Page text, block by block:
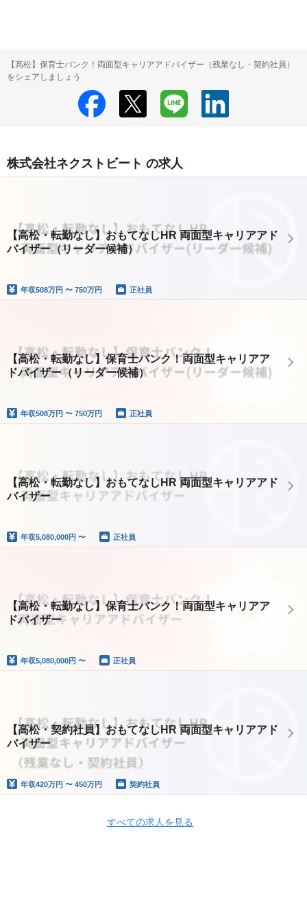
【高松】保育士バンク！両面型キャリアアドバイザー（残業なし・契約社員）
をシェアしましょう
株式会社ネクストビート の求人
【高松・転勤なし】おもてなしHR 両面型キャリアアド
バイザー（リーダー候補）
年収508万円 〜 750万円 正社員
【高松・転勤なし】保育士バンク！両面型キャリアア
ドバイザー（リーダー候補）
年収508万円 〜 750万円 正社員
【高松・転勤なし】おもてなしHR 両面型キャリアアド
バイザー
年収5,080,000円 〜 正社員
【高松・転勤なし】保育士バンク！両面型キャリアア
ドバイザー
年収5,080,000円 〜 正社員
【高松・契約社員】おもてなしHR 両面型キャリアアド
バイザー
年収420万円 〜 450万円 契約社員
すべての求人を見る